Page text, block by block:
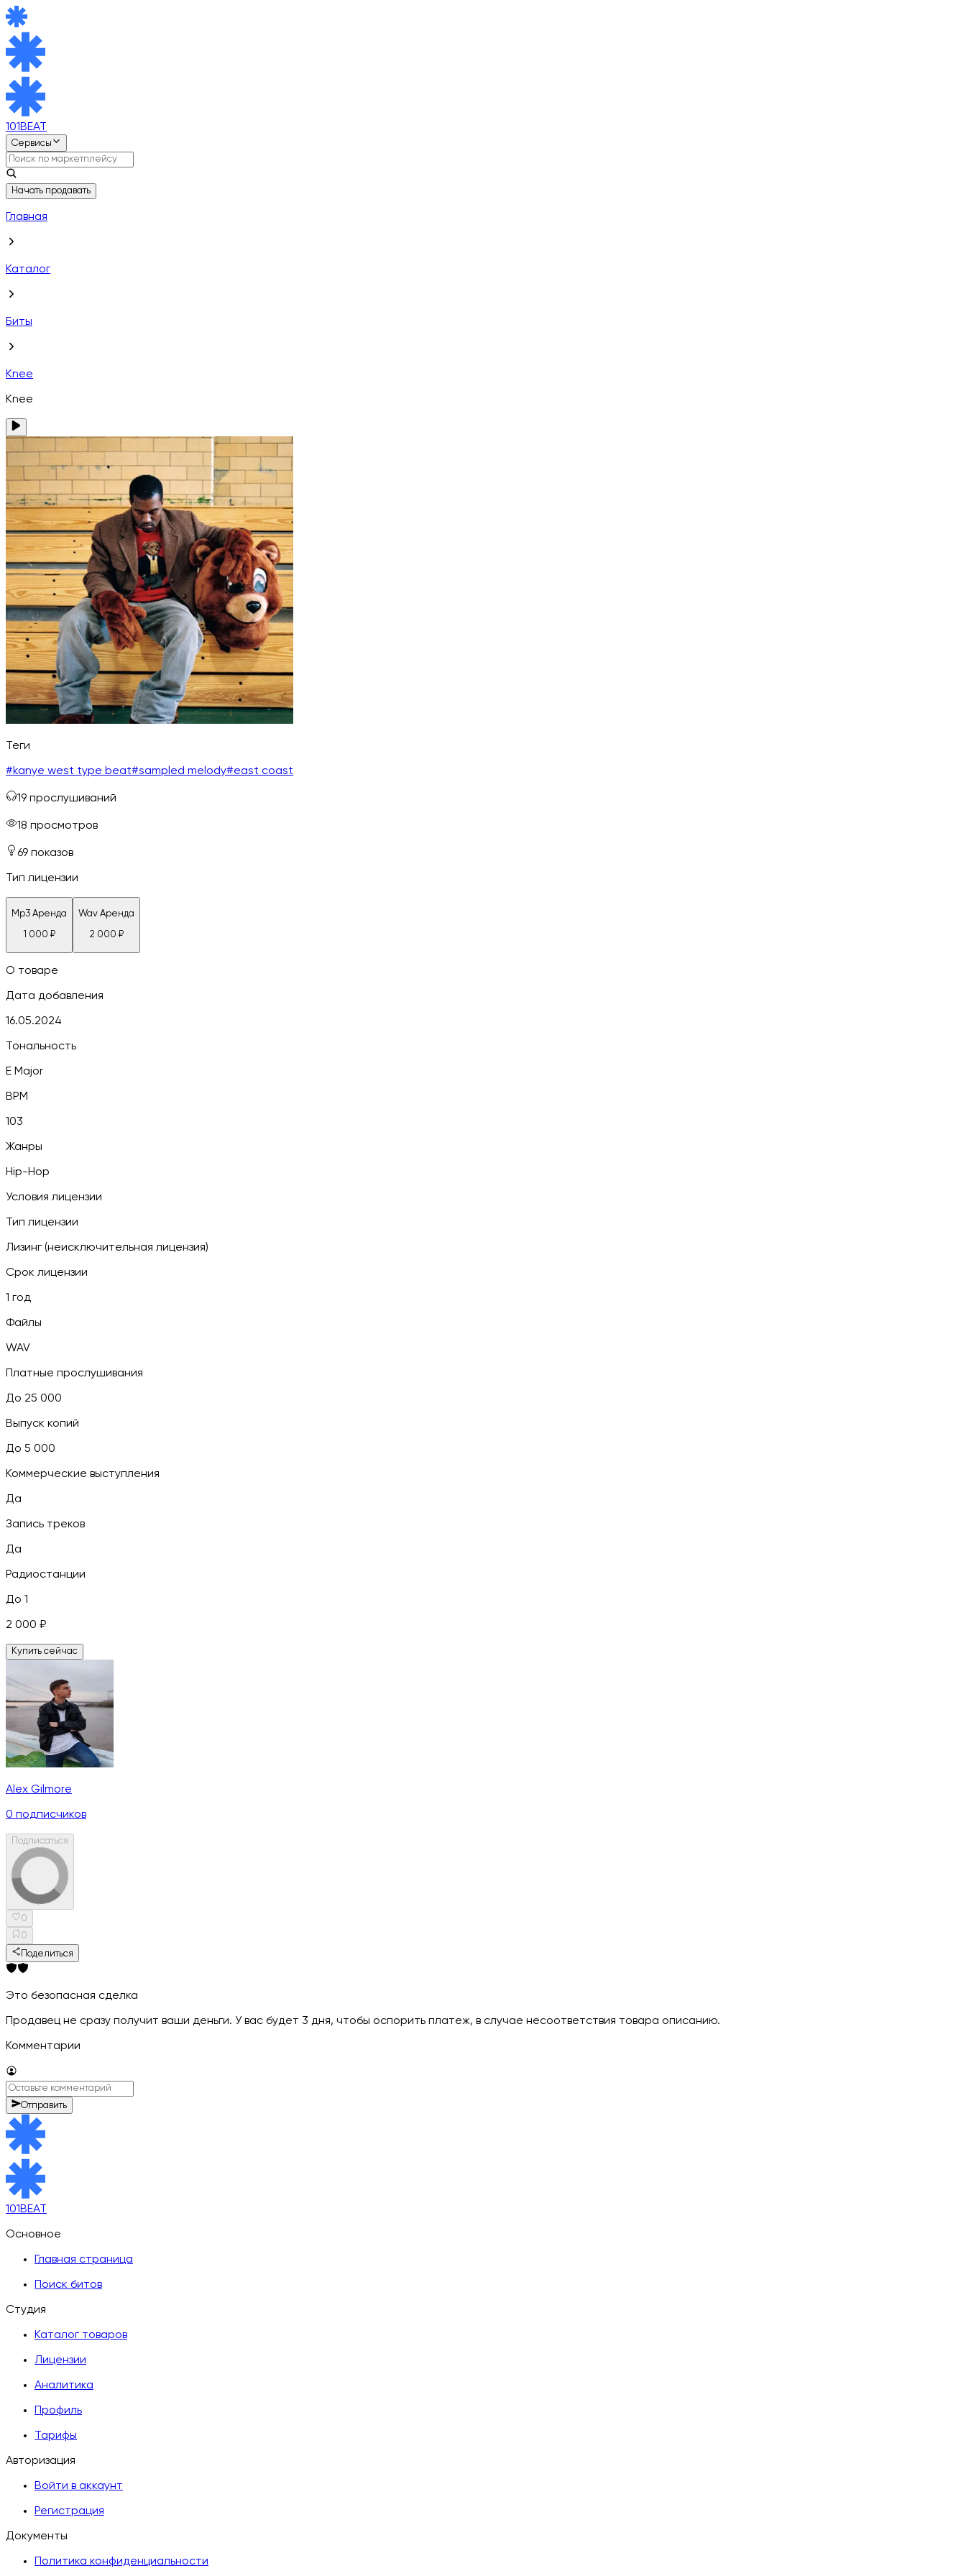
101BEAT
Сервисы
Начать продавать
Главная
Каталог
Биты
Knee
Knee
Теги
#kanye west type beat#sampled melody#east coast
19 прослушиваний
18 просмотров
69 показов
Тип лицензии
Mp3 Аренда
1 000 ₽
Wav Аренда
2 000 ₽
О товаре
Дата добавления
16.05.2024
Тональность
E Major
BPM
103
Жанры
Hip-Hop
Условия лицензии
Тип лицензии
Лизинг (неисключительная лицензия)
Срок лицензии
1 год
Файлы
WAV
Платные прослушивания
До 25 000
Выпуск копий
До 5 000
Коммерческие выступления
Да
Запись треков
Да
Радиостанции
До 1
2 000 ₽
Купить сейчас
Alex Gilmore
0 подписчиков
Подписаться
0
0
Поделиться
Это безопасная сделка
Продавец не сразу получит ваши деньги. У вас будет 3 дня, чтобы оспорить платеж, в случае несоответствия товара описанию.
Комментарии
Отправить
101BEAT
Основное
Главная страница
Поиск битов
Студия
Каталог товаров
Лицензии
Аналитика
Профиль
Тарифы
Авторизация
Войти в аккаунт
Регистрация
Документы
Политика конфиденциальности